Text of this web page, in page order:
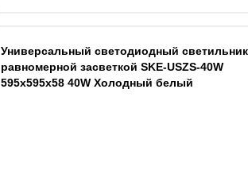
Универсальный светодиодный
равномерной засветкой SKE-USZS-40W
595x595x58 40W Холодный белый